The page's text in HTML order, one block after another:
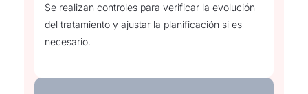
Se realizan controles para verificar la evolución
del tratamiento y ajustar la planificación si es
necesario.